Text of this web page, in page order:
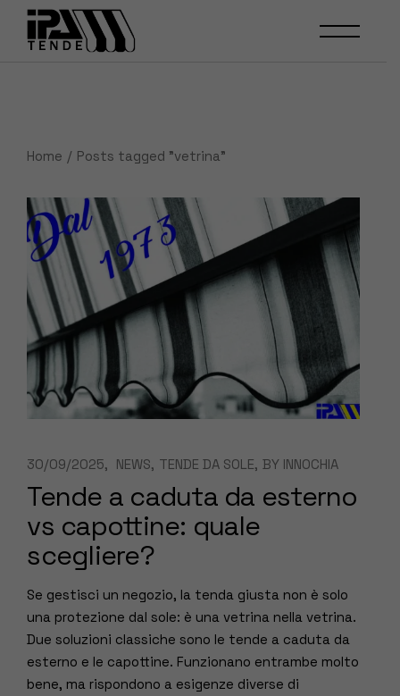
content
Home Posts tagged "vetrina"
30/09/2025 NEWS TENDE DA SOLE BY INNOCHIA
Tende a caduta da esterno
vs capottine: quale
scegliere?
Se gestisci un negozio, la tenda giusta non è solo
una protezione dal sole: è una vetrina nella vetrina.
Due soluzioni classiche sono le tende a caduta da
esterno e le capottine. Funzionano entrambe molto
bene, ma rispondono a esigenze diverse di